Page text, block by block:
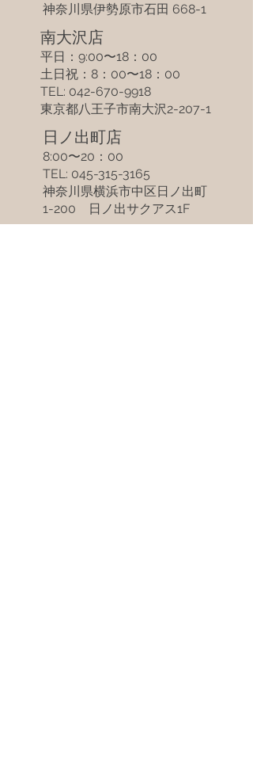
​神奈川県伊勢原市​石田 668-1
​南大沢店​
平日：9:00〜18：00
​土日祝：8：00〜18：00
TEL: 042-670-9918
東京都八王子市南大沢2-207-1
​日ノ出町店​
8:00〜20：00
TEL: 045-315-3165
​神奈川県横浜市中区日ノ出町
1-200 日ノ出サクアス1F